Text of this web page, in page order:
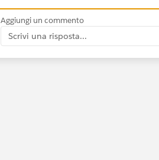
req.setCompressed(true);
req.setTimeout(60000);
HttpResponse res = null;
Aggiungi un commento
Scrivi una risposta...